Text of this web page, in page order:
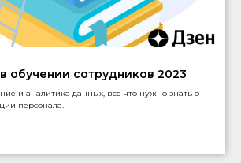
обучении сотрудников 2023
и аналитика данных, все что нужно знать о
персонала.